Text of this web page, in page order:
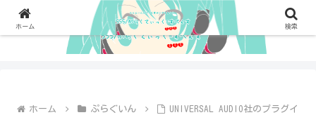
ホーム ぷらぐいん
UNIVERSAL AUDIO社のプラグイ
ホーム 検索